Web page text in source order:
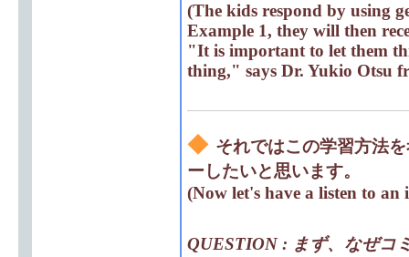
(The kids respond by using
Example 1, they will then
"It is important to let them
thing," says Dr. Yukio Otsu
◆ それではこの学習方法
ーしたいと思います。
(Now let's have a listen to
QUESTION : まず、なぜコ